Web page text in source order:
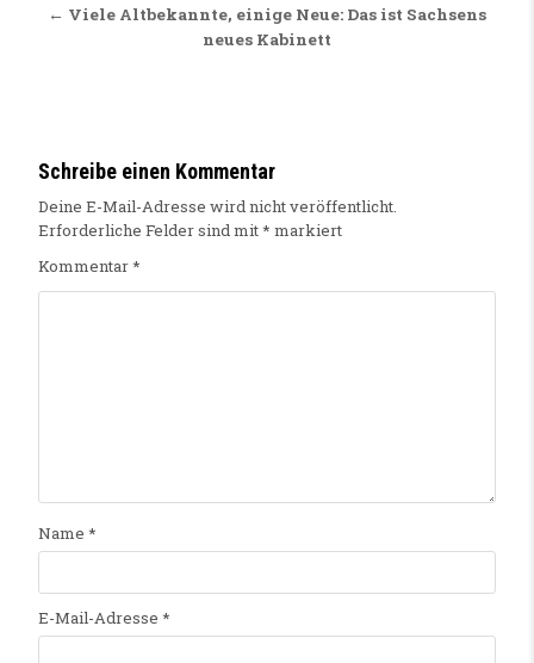
← Viele Altbekannte, einige Neue: Das ist Sachsens
neues Kabinett
Schreibe einen Kommentar
Deine E-Mail-Adresse wird nicht veröffentlicht.
Erforderliche Felder sind mit* markiert
Kommentar*
Name *
E-Mail-Adresse *